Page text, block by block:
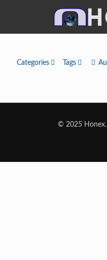
Categories Tags
© 2025 Honex.